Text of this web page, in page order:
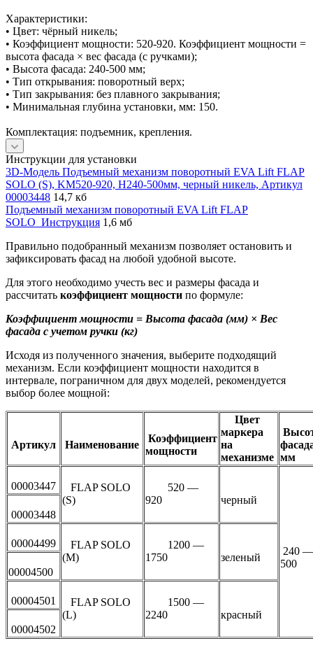
Характеристики:
• Цвет: чёрный никель;
• Коэффициент мощности: 520-920. Коэффициент мощности =
высота фасада × вес фасада (с ручками);
• Высота фасада: 240-500 мм;
• Тип открывания: поворотный верх;
• Тип закрывания: без плавного закрывания;
• Минимальная глубина установки, мм: 150.
Комплектация: подъемник, крепления.
Инструкции для установки
3D-Модель Подъемный механизм поворотный EVA Lift FLAP
SOLO (S), KM520-920, H240-500мм, черный никель, Артикул
00003448 14,7 кб
Подъемный механизм поворотный EVA Lift FLAP
SOLO_Инструкция 1,6 мб
Правильно подобранный механизм позволяет остановить и
зафиксировать фасад на любой удобной высоте.
Для этого необходимо учесть вес и размеры фасада и
рассчитать коэффициент мощности по формуле:
Коэффициент мощности = Высота фасада (мм) × Вес
фасада с учетом ручки (кг)
Исходя из полученного значения, выберите подходящий
механизм. Если коэффициент мощности находится в
интервале, пограничном для двух моделей, рекомендуется
выбор более мощной:
Артикул Наименование
Коэффициент
мощности
Цвет
маркера
на
механизме мм
00003447
FLAP SOLO
(S)
520 —
920
черный
240 —
500
00003448
00004499
FLAP SOLO
(M)
1200 —
1750
зеленый
00004500
00004501
FLAP SOLO
(L)
1500 —
2240
красный
00004502